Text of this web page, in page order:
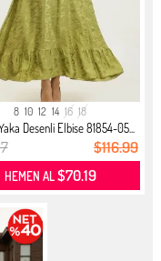
8 10 12 14 16 18
Desenli Elbise 81854-05...
$116.99
HEMEN AL$70.19